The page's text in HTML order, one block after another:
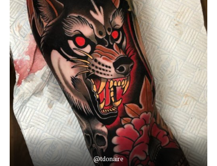
@tdonaire